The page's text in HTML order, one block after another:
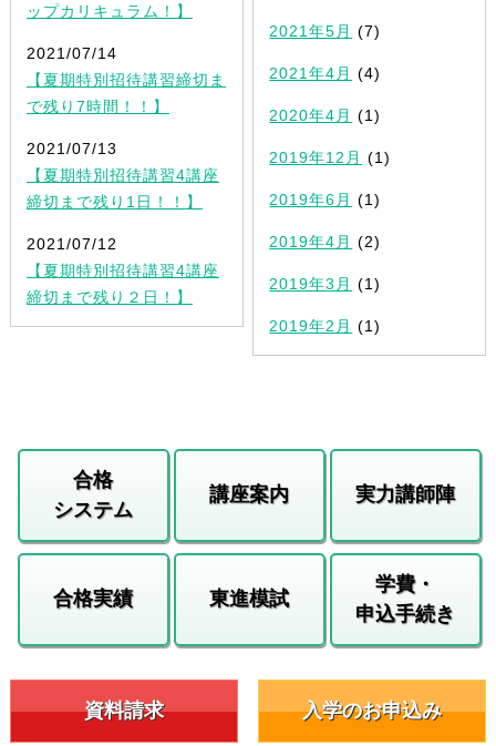
ップカリキュラム！】
2021/07/14
【夏期特別招待講習締切ま
で残り7時間！！】
2021/07/13
【夏期特別招待講習4講座
締切まで残り1日！！】
2021/07/12
【夏期特別招待講習4講座
締切まで残り２日！】
2021年5月 (7)
2021年4月 (4)
2020年4月 (1)
2019年12月 (1)
2019年6月 (1)
2019年4月 (2)
2019年3月 (1)
2019年2月 (1)
合格
システム
講座案内 実力講師陣
合格実績 東進模試
学費・
申込手続き
資料請求 入学のお申込み